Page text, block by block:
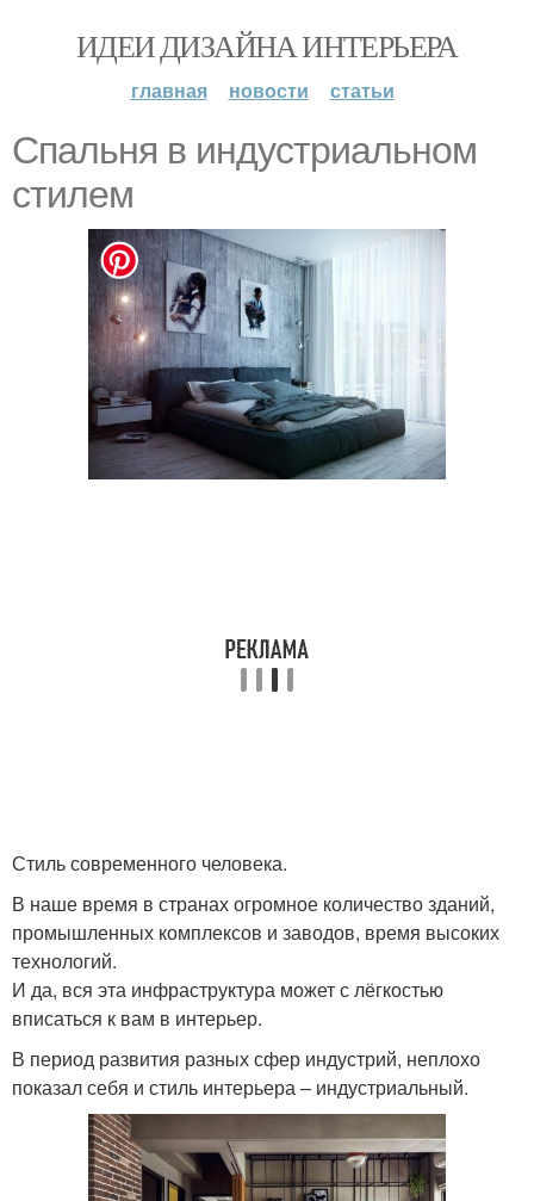
ИДЕИ ДИЗАЙНА ИНТЕРЬЕРА
главная новости статьи
Спальня в индустриальном
стилем
Стиль современного человека.
В наше время в странах огромное количество зданий,
промышленных комплексов и заводов, время высоких
технологий.
И да, вся эта инфраструктура может с лёгкостью
вписаться к вам в интерьер.
В период развития разных сфер индустрий, неплохо
показал себя и стиль интерьера – индустриальный.